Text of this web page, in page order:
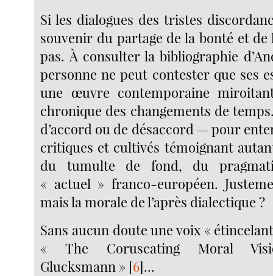
Si les dialogues des tristes
souvenir du partage de la bonté et de
pas. À consulter la bibliographie
personne ne peut contester que ses
une œuvre contemporaine
chronique des changements de
d’accord ou de désaccord — pour
critiques et cultivés témoignant
du tumulte de fond, du
« actuel » franco-européen.
mais la morale de l’après dialectique ?
Sans aucun doute une voix «
« The Coruscating Moral
Glucksmann » [6]...